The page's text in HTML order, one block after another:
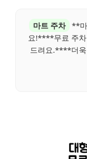
마트 주차 **
요!****무료 주차
드려요.****더욱